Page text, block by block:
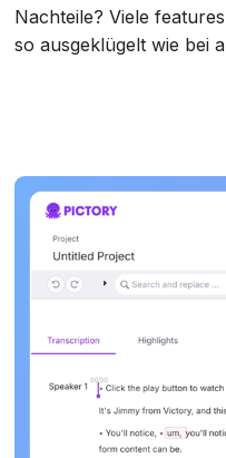
Nachteile? Viele
so ausgeklügelt wie bei